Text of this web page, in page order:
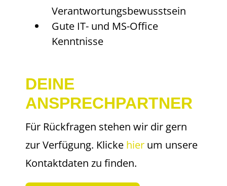
Verantwortungsbewusstsein
Gute IT- und MS-Office
Kenntnisse
DEINE
ANSPRECHPARTNER
Für Rückfragen stehen wir dir gern
zur Verfügung. Klicke hier um unsere
Kontaktdaten zu finden.